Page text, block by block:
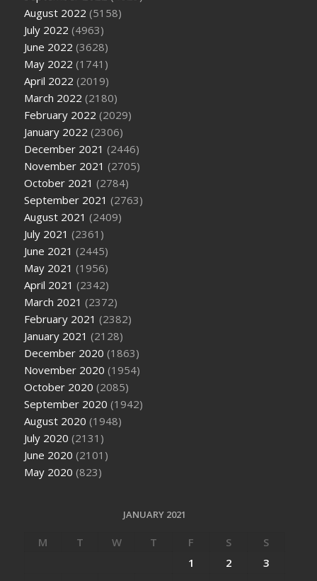
August 2022 (5158)
July 2022 (4963)
June 2022 (3628)
May 2022 (1741)
April 2022 (2019)
March 2022 (2180)
February 2022 (2029)
January 2022 (2306)
December 2021 (2446)
November 2021 (2705)
October 2021 (2784)
September 2021 (2763)
August 2021 (2409)
July 2021 (2361)
June 2021 (2445)
May 2021 (1956)
April 2021 (2342)
March 2021 (2372)
February 2021 (2382)
January 2021 (2128)
December 2020 (1863)
November 2020 (1954)
October 2020 (2085)
September 2020 (1942)
August 2020 (1948)
July 2020 (2131)
June 2020 (2101)
May 2020 (823)
JANUARY 2021
M T W T F S
S
1
2
3